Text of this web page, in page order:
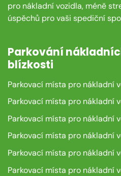
pro nákladní vozidla, méně
úspěchů pro vaši spediční
Parkování
blízkosti
Parkovací místa pro nákladní
Parkovací místa pro nákladní
Parkovací místa pro nákladní
Parkovací místa pro nákladní
Parkovací místa pro nákladní
Parkovací místa pro nákladní